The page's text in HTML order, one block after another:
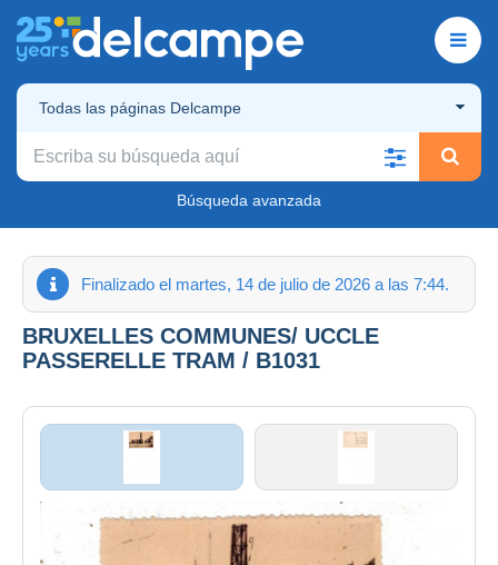
Todas las páginas Delcampe
Búsqueda avanzada
Finalizado el martes, 14 de julio de 2026 a las 7:44.
BRUXELLES COMMUNES/ UCCLE
PASSERELLE TRAM / B1031